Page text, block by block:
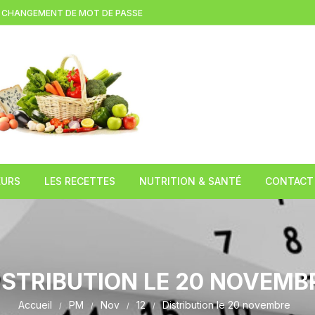
CHANGEMENT DE MOT DE PASSE
LES RECETTES
Le Caviar du pauvre
NUTRITION & SANTÉ CONTACT
LE 20
Accueil PM Nov 12 Distribution le 20 novembre